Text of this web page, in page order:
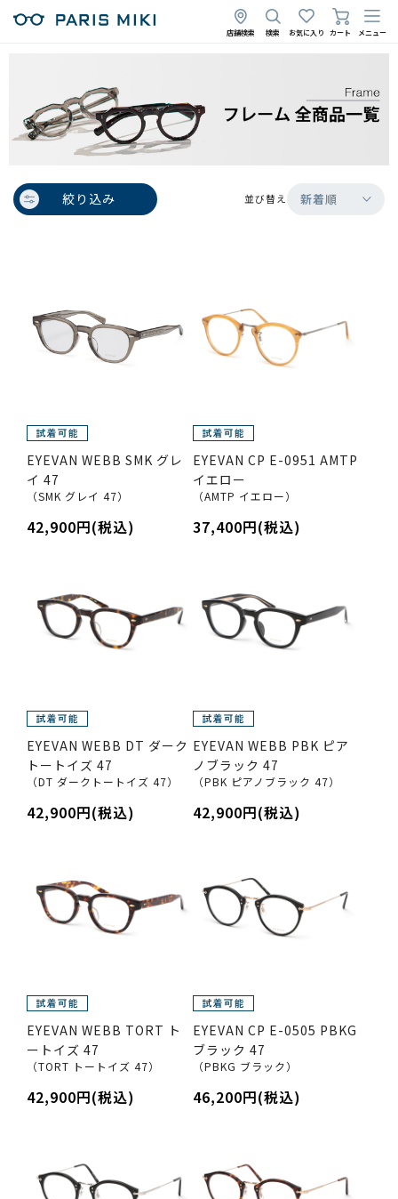
店舗検索 検索 お気に入り カート メニュー
絞り込み 並び替え 新着順
EYEVAN WEBB SMK グレ
イ 47
（SMK グレイ 47）
42,900円(税込)
EYEVAN CP E-0951 AMTP
イエロー
（AMTP イエロー）
37,400円(税込)
EYEVAN WEBB DT ダーク
トートイズ 47
（DT ダークトートイズ 47）
42,900円(税込)
EYEVAN WEBB PBK ピア
ノブラック 47
（PBK ピアノブラック 47）
42,900円(税込)
EYEVAN WEBB TORT ト
ートイズ 47
（TORT トートイズ 47）
42,900円(税込)
EYEVAN CP E-0505 PBKG
ブラック 47
（PBKG ブラック）
46,200円(税込)